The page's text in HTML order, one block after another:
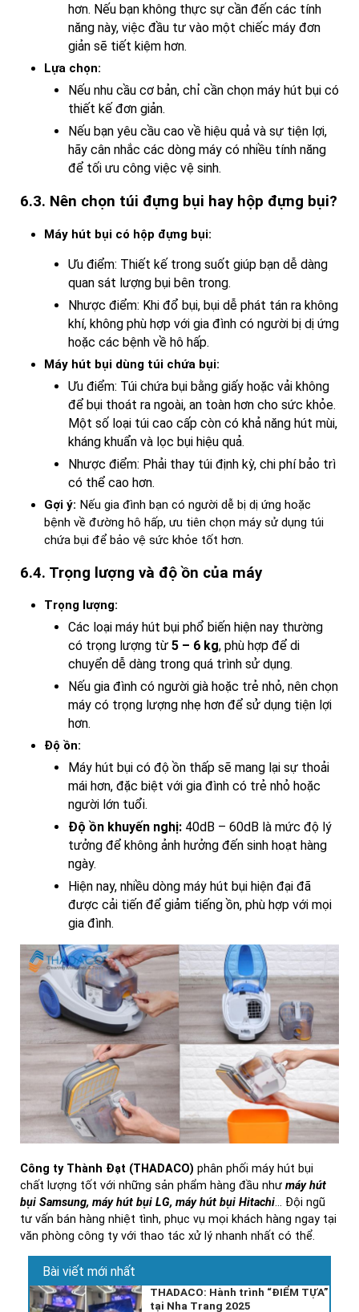
hơn. Nếu bạn không thực sự cần đến các tính
năng này, việc đầu tư vào một chiếc máy đơn
giản sẽ tiết kiệm hơn.
Lựa chọn:
Nếu nhu cầu cơ bản, chỉ cần chọn máy hút bụi có
thiết kế đơn giản.
Nếu bạn yêu cầu cao về hiệu quả và sự tiện lợi,
hãy cân nhắc các dòng máy có nhiều tính năng
để tối ưu công việc vệ sinh.
6.3. Nên chọn túi đựng bụi hay hộp đựng bụi?
Máy hút bụi có hộp đựng bụi:
Ưu điểm: Thiết kế trong suốt giúp bạn dễ dàng
quan sát lượng bụi bên trong.
Nhược điểm: Khi đổ bụi, bụi dễ phát tán ra không
khí, không phù hợp với gia đình có người bị dị ứng
hoặc các bệnh về hô hấp.
Máy hút bụi dùng túi chứa bụi:
Ưu điểm: Túi chứa bụi bằng giấy hoặc vải không
để bụi thoát ra ngoài, an toàn hơn cho sức khỏe.
Một số loại túi cao cấp còn có khả năng hút mùi,
kháng khuẩn và lọc bụi hiệu quả.
Nhược điểm: Phải thay túi định kỳ, chi phí bảo trì
có thể cao hơn.
Gợi ý: Nếu gia đình bạn có người dễ bị dị ứng hoặc
bệnh về đường hô hấp, ưu tiên chọn máy sử dụng túi
chứa bụi để bảo vệ sức khỏe tốt hơn.
6.4. Trọng lượng và độ ồn của máy
Trọng lượng:
Các loại máy hút bụi phổ biến hiện nay thường
có trọng lượng từ 5 – 6 kg, phù hợp để di
chuyển dễ dàng trong quá trình sử dụng.
Nếu gia đình có người già hoặc trẻ nhỏ, nên chọn
máy có trọng lượng nhẹ hơn để sử dụng tiện lợi
hơn.
Độ ồn:
Máy hút bụi có độ ồn thấp sẽ mang lại sự thoải
mái hơn, đặc biệt với gia đình có trẻ nhỏ hoặc
người lớn tuổi.
Độ ồn khuyến nghị: 40dB – 60dB là mức độ lý
tưởng để không ảnh hưởng đến sinh hoạt hàng
ngày.
Hiện nay, nhiều dòng máy hút bụi hiện đại đã
được cải tiến để giảm tiếng ồn, phù hợp với mọi
gia đình.
Công ty Thành Đạt (THADACO) phân phối máy hút bụi
chất lượng tốt với những sản phẩm hàng đầu như máy hút
bụi Samsung, máy hút bụi LG, máy hút bụi Hitachi... Đội ngũ
tư vấn bán hàng nhiệt tình, phục vụ mọi khách hàng ngay tại
văn phòng công ty với thao tác xử lý nhanh nhất có thể.
Bài viết mới nhất
THADACO: Hành trình “ĐIỂM TỰA”
tại Nha Trang 2025